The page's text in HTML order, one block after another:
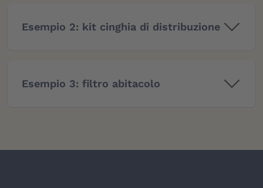
Esempio 2: kit cinghia di distribuzione
Esempio 3: filtro abitacolo